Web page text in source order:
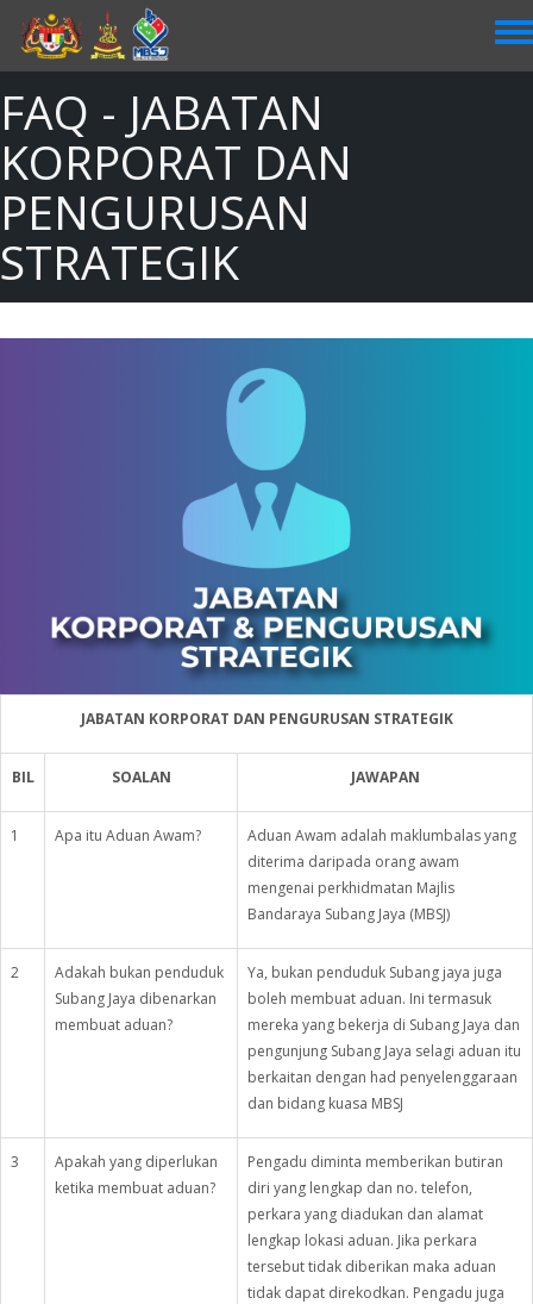
main
content
FAQ - JABATAN
KORPORAT DAN
PENGURUSAN
STRATEGIK
JABATAN KORPORAT DAN PENGURUSAN STRATEGIK
BIL SOALAN JAWAPAN
1 Apa itu Aduan Awam?
Aduan Awam adalah maklumbalas yang
diterima daripada orang awam
mengenai perkhidmatan Majlis
Bandaraya Subang Jaya (MBSJ)
2
Adakah bukan penduduk
Subang Jaya dibenarkan
membuat aduan?
Ya, bukan penduduk Subang jaya juga
boleh membuat aduan. Ini termasuk
mereka yang bekerja di Subang Jaya dan
pengunjung Subang Jaya selagi aduan itu
berkaitan dengan had penyelenggaraan
dan bidang kuasa MBSJ
3
Apakah yang diperlukan
ketika membuat aduan?
Pengadu diminta memberikan butiran
diri yang lengkap dan no. telefon,
perkara yang diadukan dan alamat
lengkap lokasi aduan. Jika perkara
tersebut tidak diberikan maka aduan
tidak dapat direkodkan. Pengadu juga